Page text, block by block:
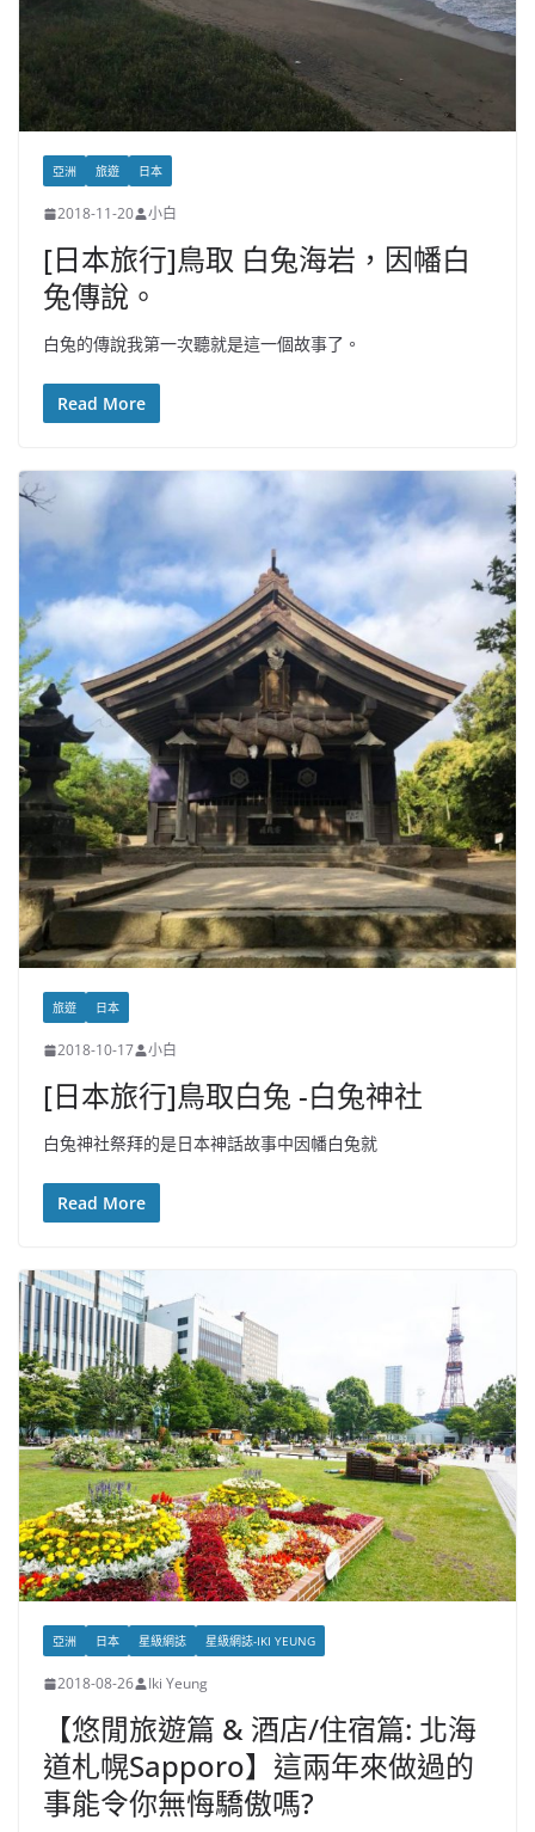
亞洲 旅遊 日本
2018-11-20 小白
[日本旅行]鳥取 白兔海岩，因幡白
兔傳說。
白兔的傳說我第一次聽就是這一個故事了。
Read More
旅遊 日本
2018-10-17 小白
[日本旅行]鳥取白兔 -白兔神社
白兔神社祭拜的是日本神話故事中因幡白兔就
Read More
亞洲 日本 星級網誌 星級網誌-IKI YEUNG
2018-08-26 Iki Yeung
【悠閒旅遊篇 & 酒店/住宿篇: 北海
道札幌Sapporo】這兩年來做過的
事能令你無悔驕傲嗎?